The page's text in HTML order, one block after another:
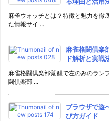
麻雀ウォッチとは？特徴と魅力を徹
た情報サイ ...
麻雀格闘倶楽
ド解析と実戦
麻雀格闘倶楽部覚醒で左のみのラン
闘倶楽部 ...
ブラウザで遊
び方ガイド